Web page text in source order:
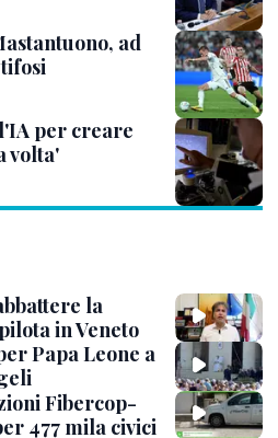
ad
per creare
volta'
la
in Veneto
Papa Leone a
Fibercop-
477 mila civici